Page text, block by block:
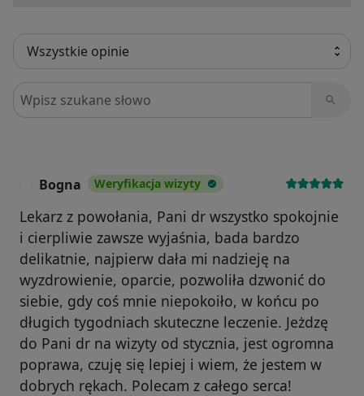
Szukaj w opiniach
Bogna Weryfikacja wizyty
Lekarz z powołania, Pani dr wszystko spokojnie
i cierpliwie zawsze wyjaśnia, bada bardzo
delikatnie, najpierw dała mi nadzieję na
wyzdrowienie, oparcie, pozwoliła dzwonić do
siebie, gdy coś mnie niepokoiło, w końcu po
długich tygodniach skuteczne leczenie. Jeżdzę
do Pani dr na wizyty od stycznia, jest ogromna
poprawa, czuję się lepiej i wiem, że jestem w
dobrych rękach. Polecam z całego serca!